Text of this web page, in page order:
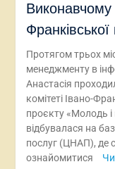
Виконавчому
Франківської
Протягом трьох
менеджменту в
Анастасія
комітеті Івано-
проєкту «Молодь
відбувалася на
послуг (ЦНАП), де
ознайомитися